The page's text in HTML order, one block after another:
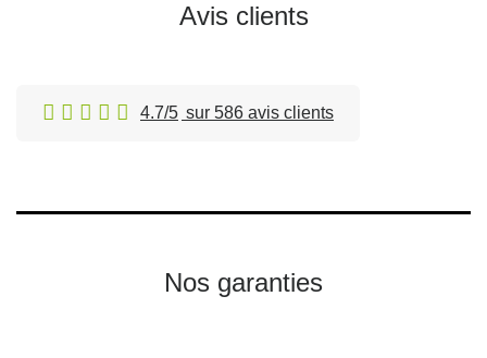
Avis clients
4.7/5 sur 586 avis clients
Nos garanties